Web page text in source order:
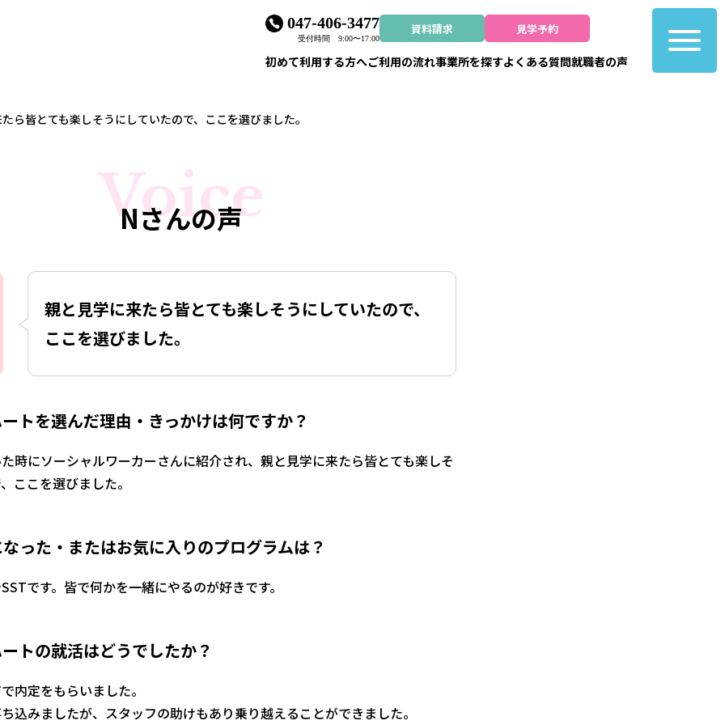
047-406-3477
受付時間 9:00〜17:00
資料請求 見学予約
初めて利用する方へご利用の流れ事業所を探すよくある質問就職者の声
ら皆とても楽しそうにしていたので、ここを選びました。
Nさんの声
Voice
親と見学に来たら皆とても楽しそうにしていたので、
ここを選びました。
トを選んだ理由・きっかけは何ですか？
時にソーシャルワーカーさんに紹介され、親と見学に来たら皆とても楽しそ
ここを選びました。
った・またはお気に入りのプログラムは？
です。皆で何かを一緒にやるのが好きです。
トの就活はどうでしたか？
内定をもらいました。
込みましたが、スタッフの助けもあり乗り越えることができました。